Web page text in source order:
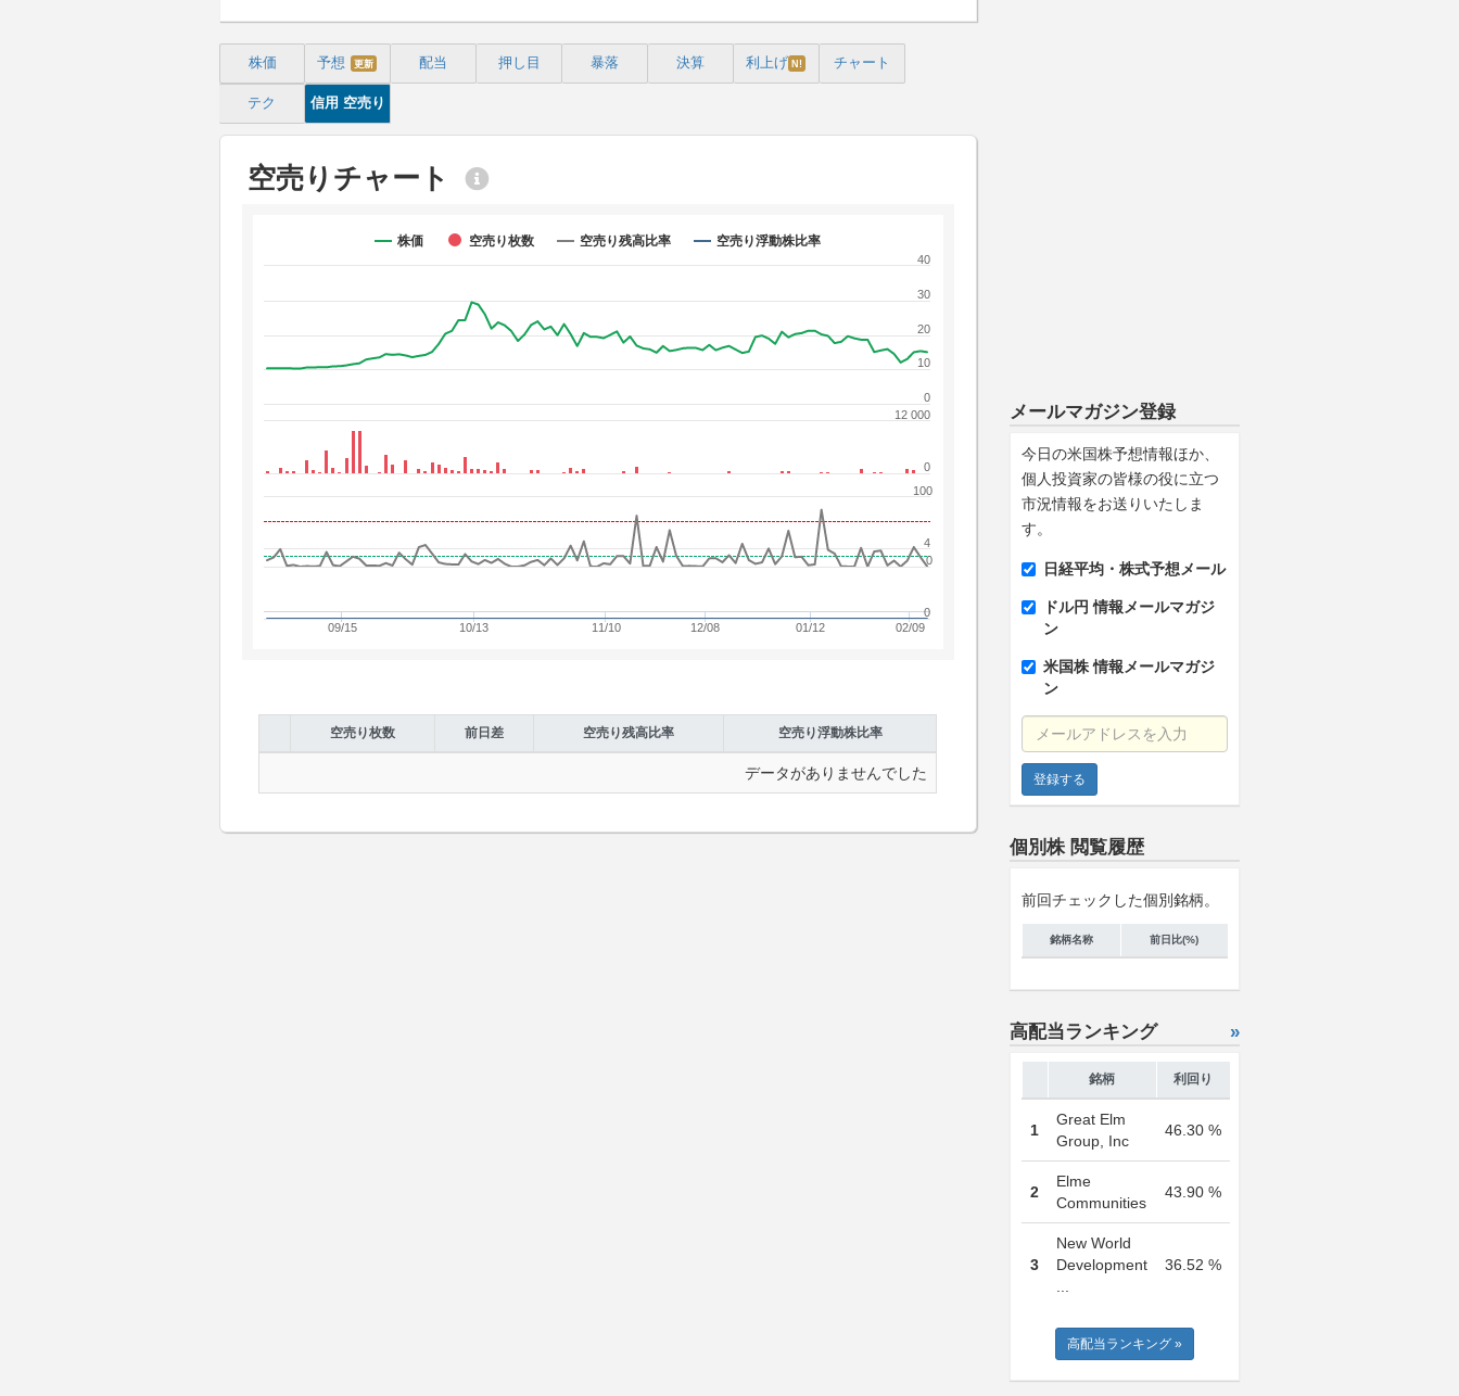
株価 予想 更新 配当 押し目 暴落 決算 利上げ N! チャート
テク 信用 空売り
空売りチャート
株価 空売り枚数 空売り残高比率 空売り浮動株比率
09/15 10/13 11/10 12/08 01/12 02/09
0
10
20
30
40
0
12 000
0
100
0
4
空売り枚数 前日差 空売り残高比率 空売り浮動株比率
データがありませんでした
メールマガジン登録
今日の米国株予想情報ほか、
個人投資家の皆様の役に立つ
市況情報をお送りいたしま
す。
日経平均・株式予想メール
ドル円 情報メールマガジ
ン
米国株 情報メールマガジ
ン
メールアドレスを入力
個別株 閲覧履歴
前回チェックした個別銘柄。
銘柄名称 前日比(%)
高配当ランキング »
銘柄 利回り
1
Great Elm
Group, Inc
46.30 %
2
Elme
Communities
43.90 %
3
New World
Development
36.52 %
高配当ランキング »